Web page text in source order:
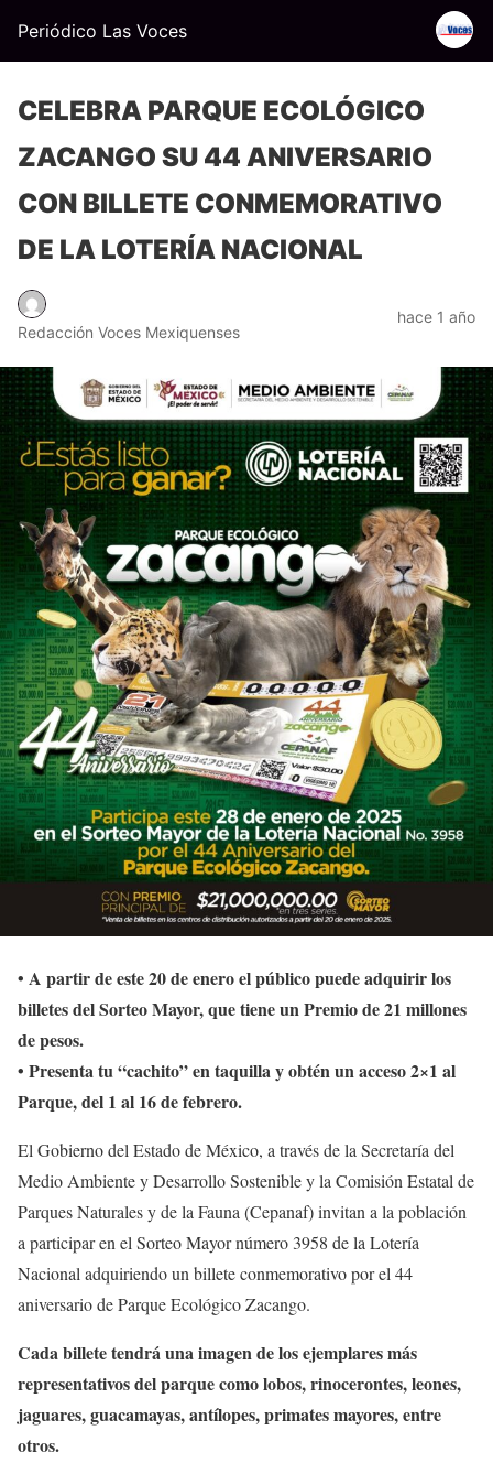
Periódico Las Voces
CELEBRA PARQUE ECOLÓGICO
ZACANGO SU 44 ANIVERSARIO
CON BILLETE CONMEMORATIVO
DE LA LOTERÍA NACIONAL
Redacción Voces Mexiquenses
hace 1 año
• A partir de este 20 de enero el público puede adquirir los
billetes del Sorteo Mayor, que tiene un Premio de 21 millones
de pesos.
• Presenta tu “cachito” en taquilla y obtén un acceso 2×1 al
Parque, del 1 al 16 de febrero.
El Gobierno del Estado de México, a través de la Secretaría del
Medio Ambiente y Desarrollo Sostenible y la Comisión Estatal de
Parques Naturales y de la Fauna (Cepanaf) invitan a la población
a participar en el Sorteo Mayor número 3958 de la Lotería
Nacional adquiriendo un billete conmemorativo por el 44
aniversario de Parque Ecológico Zacango.
Cada billete tendrá una imagen de los ejemplares más
representativos del parque como lobos, rinocerontes, leones,
jaguares, guacamayas, antílopes, primates mayores, entre
otros.